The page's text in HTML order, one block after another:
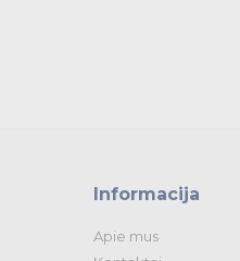
Informacija
Apie mus